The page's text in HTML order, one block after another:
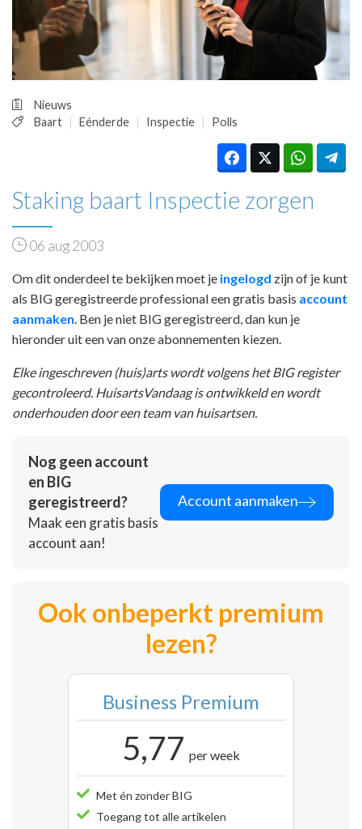
PRAKTIJKZAKEN
TARIEVEN
VPHUISARTSEN
INLOGGEN
Nieuws
Baart
Eénderde Inspectie Polls
Staking baart Inspectie zorgen
06 aug 2003
Om dit onderdeel te bekijken moet je ingelogd zijn of je kunt
als BIG geregistreerde professional een gratis basis account
aanmaken . Ben je niet BIG geregistreerd, dan kun je
hieronder uit een van onze abonnementen kiezen.
Elke ingeschreven (huis)arts wordt volgens het BIG register
gecontroleerd. HuisartsVandaag is ontwikkeld en wordt
onderhouden door een team van huisartsen.
Nog geen account
en BIG
geregistreerd?
Maak een gratis basis
account aan!
Account aanmaken
Ook onbeperkt premium
lezen?
Business Premium
5,77 per week
Met én zonder BIG
Toegang tot alle artikelen